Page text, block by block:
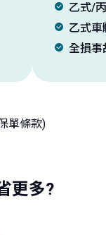
乙式/
乙式車
全損事
單條款)
更多?